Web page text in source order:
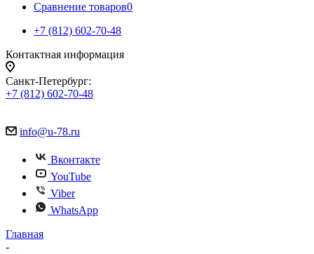
Сравнение товаров0
+7 (812) 602-70-48
Контактная информация
Санкт-Петербург:
+7 (812) 602-70-48
info@u-78.ru
Вконтакте
YouTube
Viber
WhatsApp
Главная
-